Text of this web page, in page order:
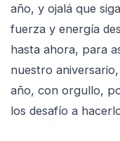
año, y ojalá que
fuerza y energía
hasta ahora, para
nuestro
año, con orgullo,
los desafío a